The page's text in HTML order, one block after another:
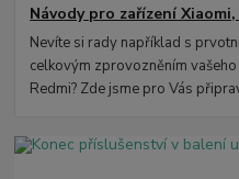
Návody pro zařízení Xiaomi,
Nevíte si rady například s
celkovým zprovozněním
Redmi? Zde jsme pro Vás